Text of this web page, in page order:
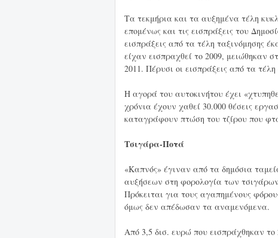
Τα τεκμήρια και τα αυξημένα τέλη
επομένως και τις εισπράξεις του
εισπράξεις από τα τέλη ταξινόμησης
είχαν εισπραχθεί το 2009, μειώθηκαν
2011. Πέρυσι οι εισπράξεις από τα
Η αγορά του αυτοκινήτου έχει
χρόνια έχουν χαθεί 30.000 θέσεις
καταγράφουν πτώση του τζίρου που
Τσιγάρα-Ποτά
«Καπνός» έγιναν από τα δημόσια
αυξήσεων στη φορολογία των
Πρόκειται για τους αγαπημένους
όμως δεν απέδωσαν τα αναμενόμενα.
Από 3,5 δισ. ευρώ που εισπράχθηκαν το